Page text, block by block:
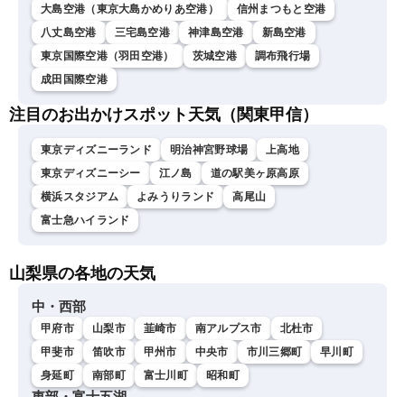
大島空港（東京大島かめりあ空港）
信州まつもと空港
八丈島空港
三宅島空港 神津島空港
新島空港
東京国際空港（羽田空港）
茨城空港
調布飛行場
成田国際空港
注目のお出かけスポット天気（関東甲信）
東京ディズニーランド 明治神宮野球場
上高地
東京ディズニーシー
江ノ島
道の駅美ヶ原高原
横浜スタジアム
よみうりランド
高尾山
富士急ハイランド
山梨県の各地の天気
中・西部
甲府市 山梨市 韮崎市 南アルプス市
北杜市
甲斐市
笛吹市 甲州市 中央市 市川三郷町
早川町
身延町
南部町 富士川町 昭和町